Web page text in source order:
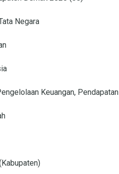
Negara
Keuangan,